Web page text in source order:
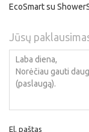
EcoSmart su
Jūsų
El. paštas